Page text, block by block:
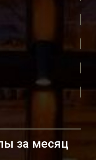
за месяц